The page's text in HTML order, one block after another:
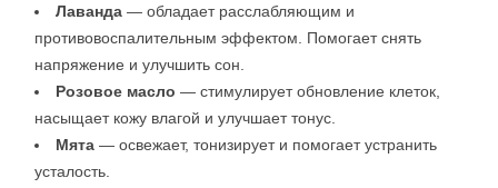
Лаванда — обладает расслабляющим и
противовоспалительным эффектом. Помогает снять
напряжение и улучшить сон.
Розовое масло — стимулирует обновление клеток,
насыщает кожу влагой и улучшает тонус.
Мята — освежает, тонизирует и помогает устранить
усталость.